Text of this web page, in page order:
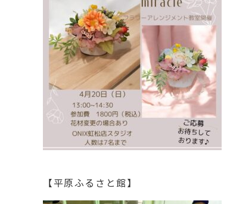
【平原ふるさと館】